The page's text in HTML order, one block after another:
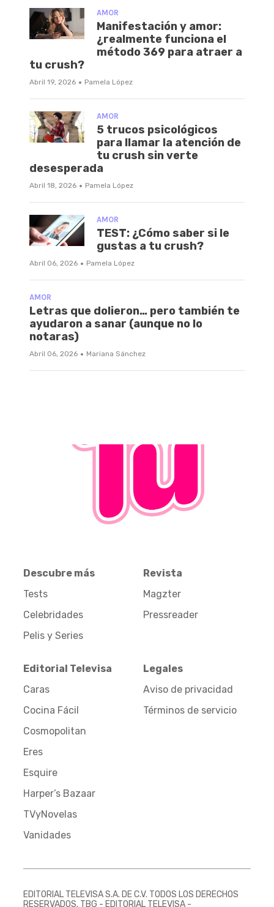
AMOR
Manifestación y amor:
¿realmente funciona el
método 369 para atraer a
tu crush?
Abril 19, 2026 · Pamela López
AMOR
5 trucos psicológicos
para llamar la atención de
tu crush sin verte
desesperada
Abril 18, 2026 · Pamela López
AMOR
TEST: ¿Cómo saber si le
gustas a tu crush?
Abril 06, 2026 · Pamela López
AMOR
Letras que dolieron… pero también te
ayudaron a sanar (aunque no lo
notaras)
Abril 06, 2026 · Mariana Sánchez
Descubre más
Tests
Celebridades
Pelis y Series
Revista
Magzter
Pressreader
Editorial Televisa
Caras
Cocina Fácil
Cosmopolitan
Eres
Esquire
Harper’s Bazaar
TVyNovelas
Vanidades
Legales
Aviso de privacidad
Términos de servicio
EDITORIAL TELEVISA S.A. DE C.V. TODOS LOS DERECHOS
RESERVADOS. TBG - EDITORIAL TELEVISA -